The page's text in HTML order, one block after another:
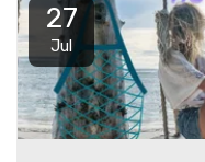
27
Jul